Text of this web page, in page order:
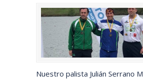
Nuestro palista Julián Serrano